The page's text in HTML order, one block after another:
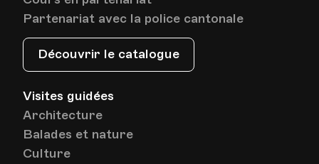
Date26.05.2026
Lieu
HEP - Haute Ecole Pédagogique - Salle 719
1005, Lausanne
Partenariat avec la police cantonale
Découvrir le catalogue
Visites guidées
Architecture
Balades et nature
Culture